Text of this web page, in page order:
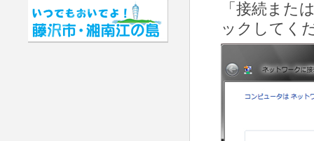
「接続また
ックしてく